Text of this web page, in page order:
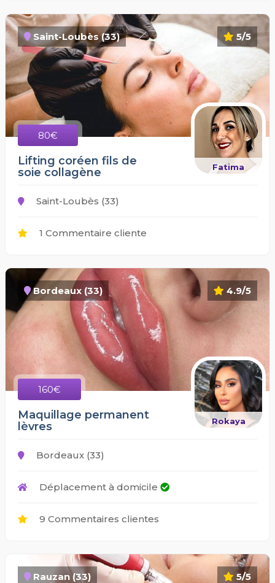
5/5
Saint-Loubès (33)
80€
Fatima
Lifting coréen fils de
soie collagène
Saint-Loubès (33)
1 Commentaire cliente
4.9/5
Bordeaux (33)
160€
Rokaya
Maquillage permanent
lèvres
Bordeaux (33)
Déplacement à domicile
9 Commentaires clientes
5/5
Rauzan (33)